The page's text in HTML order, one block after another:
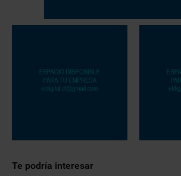
Te podría interesar